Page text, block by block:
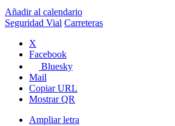
Añadir al calendario
Seguridad Vial Carreteras
X
Facebook
Bluesky
Mail
Copiar URL
Mostrar QR
Ampliar letra